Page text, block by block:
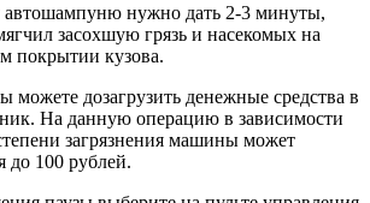
нужно дать 2-3 минуты,
засохшую грязь и насекомых на
покрытии кузова.
можете дозагрузить денежные средства в
На данную операцию в зависимости
загрязнения машины может
до 100 рублей.